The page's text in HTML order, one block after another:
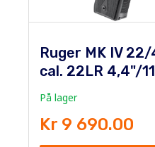
Ruger MK IV
cal. 22LR 4,4"/
På lager
Kr 9 690.00